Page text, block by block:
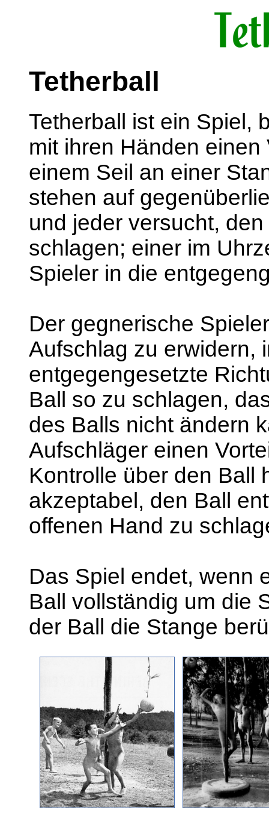
Tetherball
Tetherball ist ein Spiel,
mit ihren Händen
einem Seil an einer
stehen auf
und jeder versucht,
schlagen; einer im
Spieler in die
Der gegnerische
Aufschlag zu erwidern,
entgegengesetzte
Ball so zu schlagen,
des Balls nicht ändern
Aufschläger einen
Kontrolle über den Ball
akzeptabel, den Ball
offenen Hand zu
Das Spiel endet, wenn
Ball vollständig um die
der Ball die Stange